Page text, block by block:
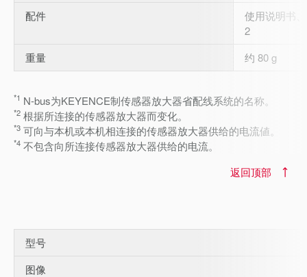
配件
使用说明书
2
重量
约 80 g
*1 N-bus为KEYENCE制传感器放大器省配线系统的名称。
*2 根据所连接的传感器放大器而变化。
*3 可向与本机或本机相连接的传感器放大器供给的电流値。
*4 不包含向所连接传感器放大器供给的电流。
返回顶部
型号
图像